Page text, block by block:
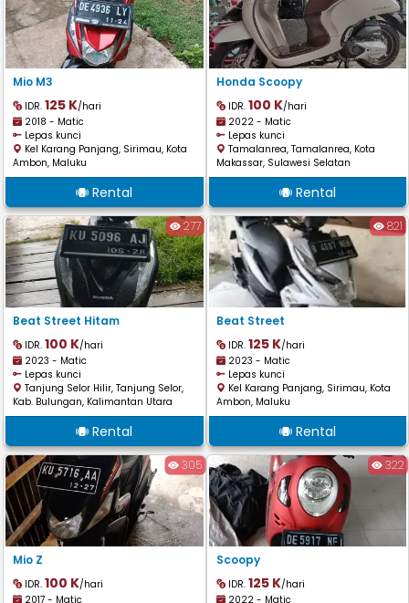
Mio M3
IDR. 125 K/hari
2018 - Matic
Lepas kunci
Kel Karang Panjang, Sirimau, Kota
Ambon, Maluku
Rental
Honda Scoopy
IDR. 100 K/hari
2022 - Matic
Lepas kunci
Tamalanrea, Tamalanrea, Kota
Makassar, Sulawesi Selatan
Rental
277
Beat Street Hitam
IDR. 100 K/hari
2023 - Matic
Lepas kunci
Tanjung Selor Hilir, Tanjung Selor,
Kab. Bulungan, Kalimantan Utara
Rental
821
Beat Street
IDR. 125 K/hari
2023 - Matic
Lepas kunci
Kel Karang Panjang, Sirimau, Kota
Ambon, Maluku
Rental
305
Mio Z
IDR. 100 K/hari
2017 - Matic
322
Scoopy
IDR. 125 K/hari
2022 - Matic